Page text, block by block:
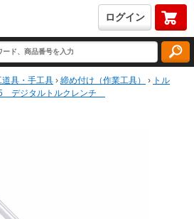
ログイン
道具・手工具 › 締め付け（作業工具） › トル
デジタルトルクレンチ